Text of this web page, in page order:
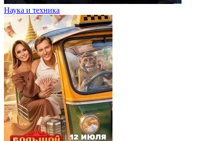
Наука и техника